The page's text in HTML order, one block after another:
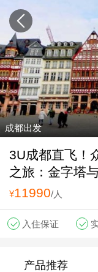
成都出发
3U成都直飞！
之旅：金字塔
¥11990/人
入住保证
产品推荐